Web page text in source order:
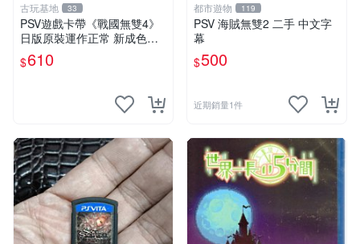
古玩基地 33
PSV遊戲卡帶《戰國無雙4》
日版原裝運作正常 新成色如
圖拍賣請先確認 成色拍賣一
經成交概不退換 PSV遊戲 卡
$610
都市遊物 119
PSV 海賊無雙2 二手 中文字
幕
$500
近期銷量1件